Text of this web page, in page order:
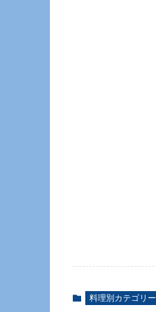
料理別カテゴリー